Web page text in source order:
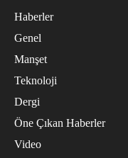
Haberler
Genel
Manşet
Teknoloji
Dergi
Öne Çıkan Haberler
Video